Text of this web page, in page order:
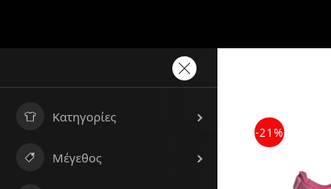
Κατηγορίες
Μέγεθος
-21%